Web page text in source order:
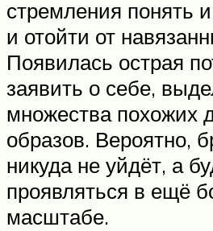
стремления понять
и отойти от
Появилась острая
заявить о себе,
множества похожих
образов. Вероятно,
никуда не уйдёт, а
проявляться в ещё
масштабе.